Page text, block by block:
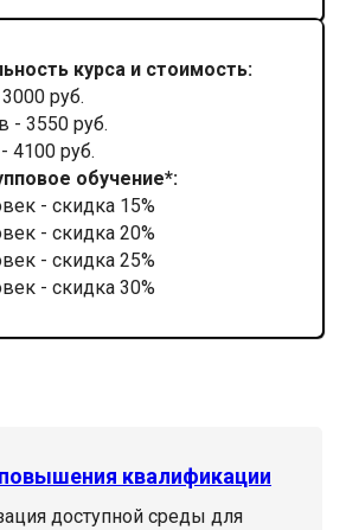
курса и стоимость:
руб.
- 3550 руб.
4100 руб.
обучение*:
- скидка 15%
- скидка 20%
- скидка 25%
- скидка 30%
квалификации
доступной среды для